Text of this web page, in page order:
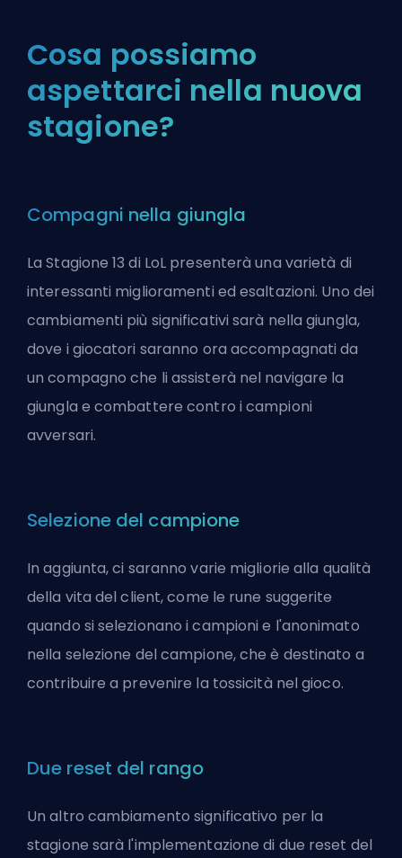
Cosa possiamo
aspettarci nella nuova
stagione?
Compagni nella giungla
La Stagione 13 di LoL presenterà una varietà di
interessanti miglioramenti ed esaltazioni. Uno dei
cambiamenti più significativi sarà nella giungla,
dove i giocatori saranno ora accompagnati da
un compagno che li assisterà nel navigare la
giungla e combattere contro i campioni
avversari.
Selezione del campione
In aggiunta, ci saranno varie migliorie alla qualità
della vita del client, come le rune suggerite
quando si selezionano i campioni e l'anonimato
nella selezione del campione, che è destinato a
contribuire a prevenire la tossicità nel gioco.
Due reset del rango
Un altro cambiamento significativo per la
stagione sarà l'implementazione di due reset del